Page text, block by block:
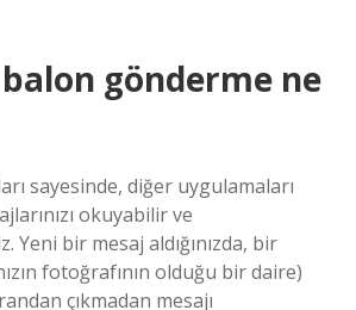
gönderme ne
sayesinde, diğer uygulamaları
okuyabilir ve
Yeni bir mesaj aldığınızda, bir
fotoğrafının olduğu bir daire)
çıkmadan mesajı